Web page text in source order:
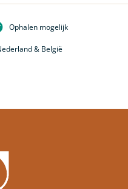
Ophalen mogelijk
& België